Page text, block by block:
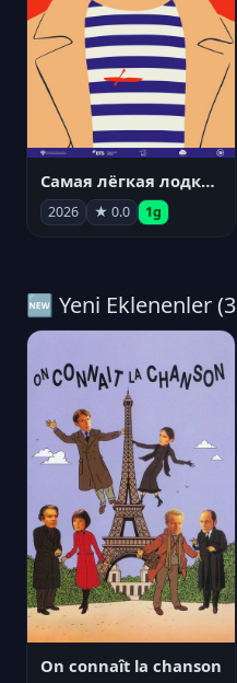
Самая лёгкая лодка в мире
2026 ★ 0.0 1g
🆕 Yeni Eklenenler
On connaît la chanson